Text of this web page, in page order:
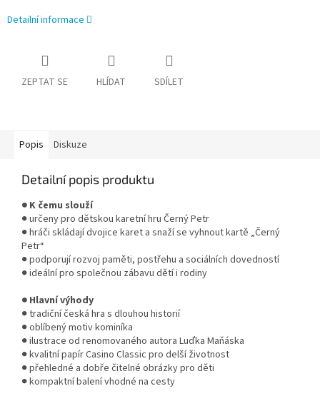
Detailní informace
ZEPTAT SE HLÍDAT SDÍLET
Popis Diskuze
Detailní popis produktu
● K čemu slouží
● určeny pro dětskou karetní hru Černý Petr
● hráči skládají dvojice karet a snaží se vyhnout kartě „Černý
Petr“
● podporují rozvoj paměti, postřehu a sociálních dovedností
● ideální pro společnou zábavu dětí i rodiny
● Hlavní výhody
● tradiční česká hra s dlouhou historií
● oblíbený motiv kominíka
● ilustrace od renomovaného autora Luďka Maňáska
● kvalitní papír Casino Classic pro delší životnost
● přehledné a dobře čitelné obrázky pro děti
● kompaktní balení vhodné na cesty